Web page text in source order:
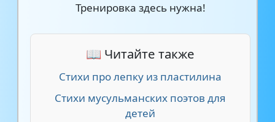
Тренировка здесь нужна!
📖 Читайте также
Стихи про лепку из пластилина
Стихи мусульманских поэтов для
детей